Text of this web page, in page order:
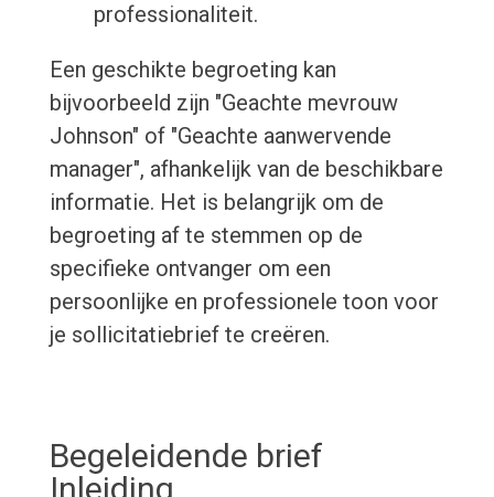
professionaliteit.
Een geschikte begroeting kan
bijvoorbeeld zijn "Geachte mevrouw
Johnson" of "Geachte aanwervende
manager", afhankelijk van de beschikbare
informatie. Het is belangrijk om de
begroeting af te stemmen op de
specifieke ontvanger om een
persoonlijke en professionele toon voor
je sollicitatiebrief te creëren.
Begeleidende brief
Inleiding